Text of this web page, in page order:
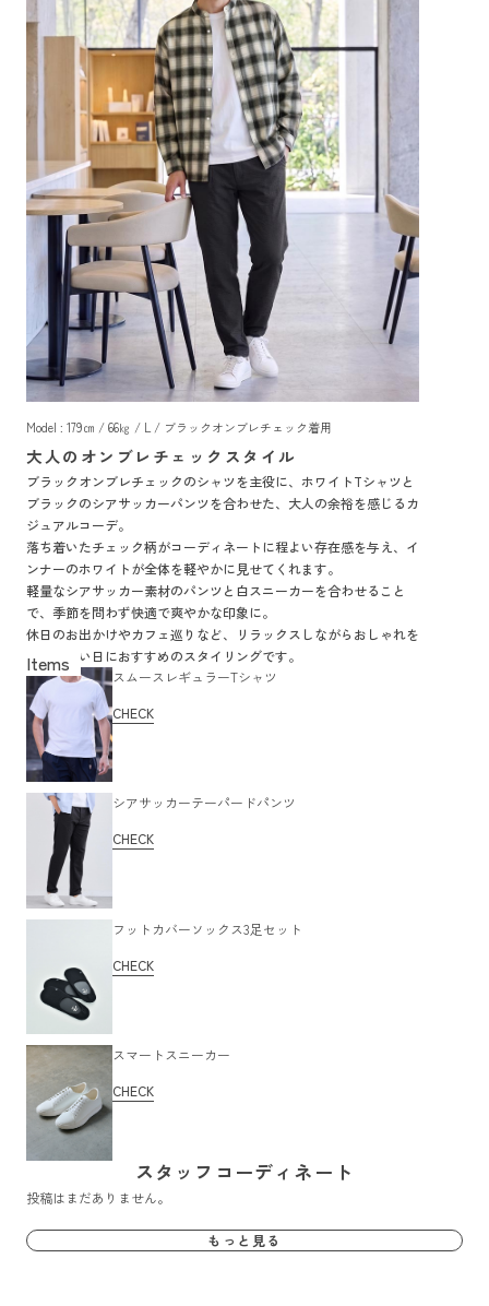
Model : 179㎝ / 66㎏ / L / ブラックオンブレチェック着用
大人のオンブレチェックスタイル
ブラックオンブレチェックのシャツを主役に、ホワイトTシャツと
ブラックのシアサッカーパンツを合わせた、大人の余裕を感じるカ
ジュアルコーデ。
落ち着いたチェック柄がコーディネートに程よい存在感を与え、イ
ンナーのホワイトが全体を軽やかに見せてくれます。
軽量なシアサッカー素材のパンツと白スニーカーを合わせること
で、季節を問わず快適で爽やかな印象に。
休日のお出かけやカフェ巡りなど、リラックスしながらおしゃれを
楽しみたい日におすすめのスタイリングです。
スムースレギュラーTシャツ
CHECK
シアサッカーテーパードパンツ
CHECK
フットカバーソックス3足セット
CHECK
スマートスニーカー
CHECK
スタッフコーディネート
投稿はまだありません。
もっと見る